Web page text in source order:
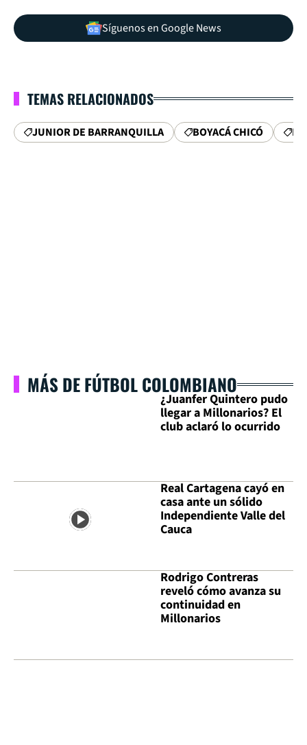
Síguenos en Google News
TEMAS RELACIONADOS
JUNIOR DE BARRANQUILLA BOYACÁ CHICÓ
MÁS DE FÚTBOL COLOMBIANO
¿Juanfer Quintero pudo
llegar a Millonarios? El
club aclaró lo ocurrido
Real Cartagena cayó en
casa ante un sólido
Independiente Valle del
Cauca
Rodrigo Contreras
reveló cómo avanza su
continuidad en
Millonarios